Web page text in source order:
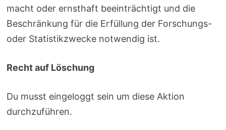
macht oder ernsthaft beeinträchtigt und die
Beschränkung für die Erfüllung der Forschungs-
oder Statistikzwecke notwendig ist.
Recht auf Löschung
Du musst eingeloggt sein um diese Aktion
durchzuführen.